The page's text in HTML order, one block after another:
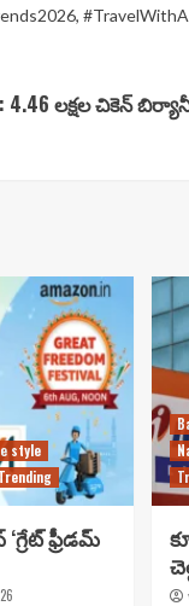
,
4.46 లక్షల చికెన్
style
Trending
ఫ్రీడమ్